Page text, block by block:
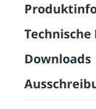
Technische
Downloads